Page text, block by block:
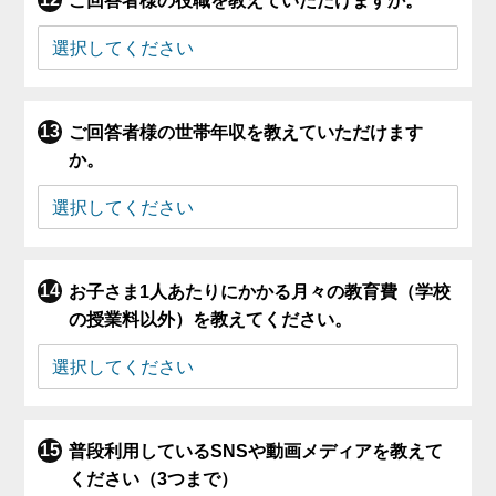
ご回答者様の世帯年収を教えていただけます
か。
お子さま1人あたりにかかる月々の教育費（学校
の授業料以外）を教えてください。
普段利用しているSNSや動画メディアを教えて
ください（3つまで）